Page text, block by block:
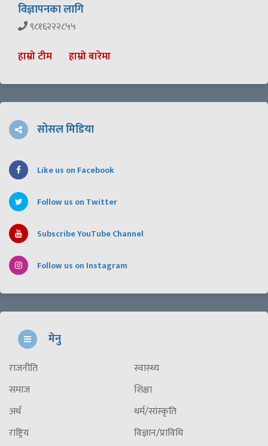
विज्ञापनका लागि
९८१६२२२८५५
हाम्रो टीम हाम्रो बारेमा
सोसल मिडिया
Like us on Facebook
Follow us on Twitter
Subscribe YouTube Channel
Follow us on Instagram
मेनु
राजनीति
समाज
अर्थ
राष्ट्रिय
स्वास्थ्य
शिक्षा
धर्म/सांस्कृति
विज्ञान/प्राविधि